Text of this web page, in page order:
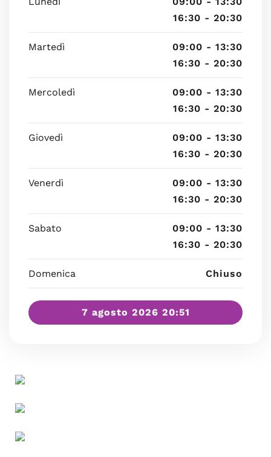
16:30 - 20:30
Martedì
09:00 - 13:30
16:30 - 20:30
Mercoledì
09:00 - 13:30
16:30 - 20:30
Giovedì
09:00 - 13:30
16:30 - 20:30
Venerdì
09:00 - 13:30
16:30 - 20:30
Sabato
09:00 - 13:30
16:30 - 20:30
Domenica Chiuso
7 agosto 2026 20:51